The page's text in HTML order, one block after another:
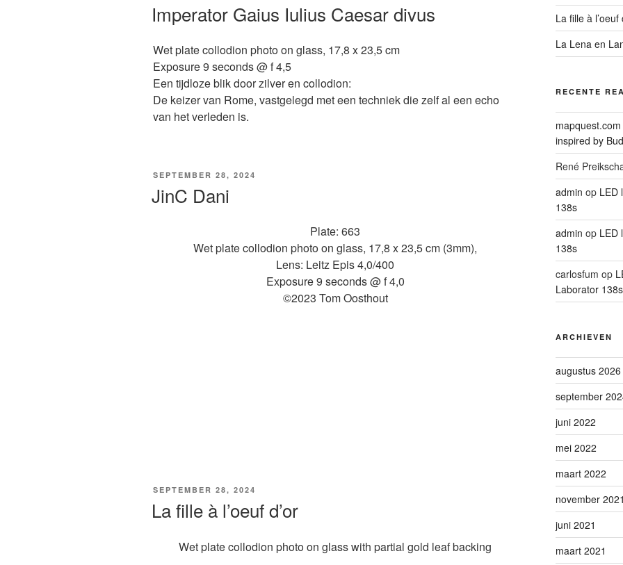
Imperator Gaius Iulius Caesar divus
Wet plate collodion photo on glass, 17,8 x 23,5 cm
Exposure 9 seconds @ f 4,5
Een tijdloze blik door zilver en collodion:
De keizer van Rome, vastgelegd met een techniek die zelf al een echo
van het verleden is.
GEPLAATST
SEPTEMBER 28, 2024
JinC Dani
Plate: 663
Wet plate collodion photo on glass, 17,8 x 23,5 cm (3mm),
Lens: Leitz Epis 4,0/400
Exposure 9 seconds @ f 4,0
©2023 Tom Oosthout
GEPLAATST
SEPTEMBER 28, 2024
La fille à l’oeuf d’or
Wet plate collodion photo on glass with partial gold leaf backing
La fille à l’oeuf
La Lena en
RECENTE
mapquest.com
inspired by
René
admin op LED
138s
admin op LED
138s
carlosfum op
Laborator 138s
ARCHIEVEN
augustus 2026
september
juni 2022
mei 2022
maart 2022
november
juni 2021
maart 2021